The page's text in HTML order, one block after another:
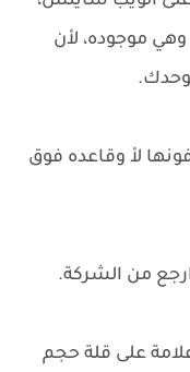
موجوده، لأن
لأ وقاعده فوق
من الشركة.
على قلة حجم